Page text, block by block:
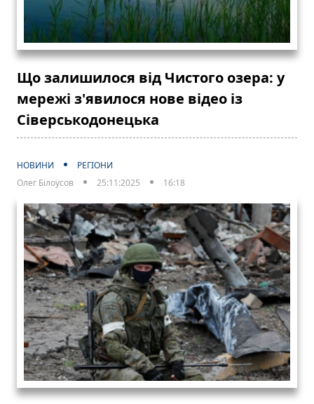
Що залишилося від Чистого озера: у
мережі з'явилося нове відео із
Сіверськодонецька
НОВИНИ
РЕГІОНИ
Олег Білоусов
25:11:2025 16:18